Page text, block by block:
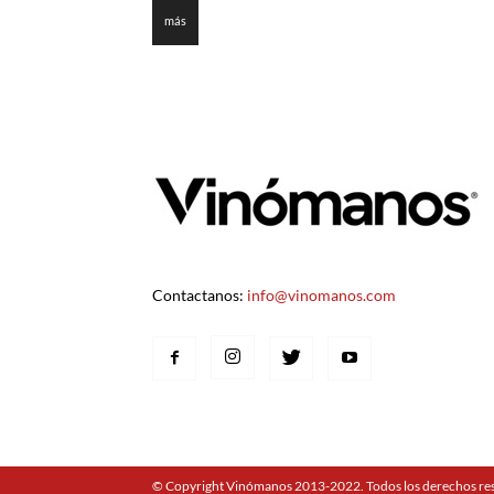
más
Contactanos: info@vinomanos.com
© Copyright Vinómanos 2013-2022. Todos los derechos